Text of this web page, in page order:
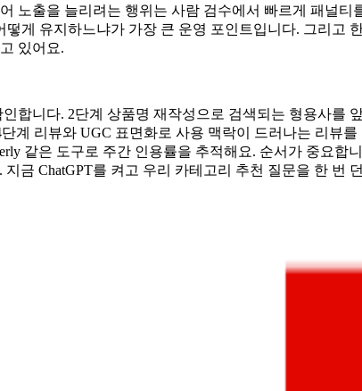
노출을 늘리려는 행위는 사람 검수에서 빠르게 패널티
게 유지하느냐가 가장 큰 운영 포인트입니다. 그리고
있어요.
합니다. 2단계 상품명 재작성으로 검색되는 형용사를
리뷰와 UGC 표면화로 사용 맥락이 드러나는 리뷰
같은 도구로 주간 인용률을 추적해요. 순서가 중요합
금 ChatGPT를 켜고 우리 카테고리 추천 질문을 한 번